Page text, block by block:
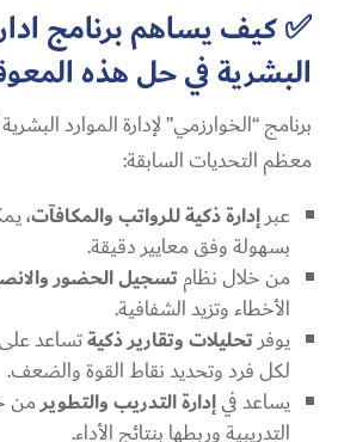
✅ كيف يساهم برنامج
البشرية في حل هذه
برنامج “الخوارزمي” لإدارة الموارد
معظم التحديات السابقة:
عبرإدارة ذكية للرواتب والمكافآت،
بسهولة وفق معايير دقيقة.
من خلال نظامتسجيل الحضور
الأخطاء وتزيد الشفافية.
يوفرتحليلات وتقارير ذكيةتساعد
لكل فرد وتحديد نقاط القوة والضعف.
يساعد فيإدارة التدريب والتطويرمن
التدريبية وربطها بنتائج الأداء.